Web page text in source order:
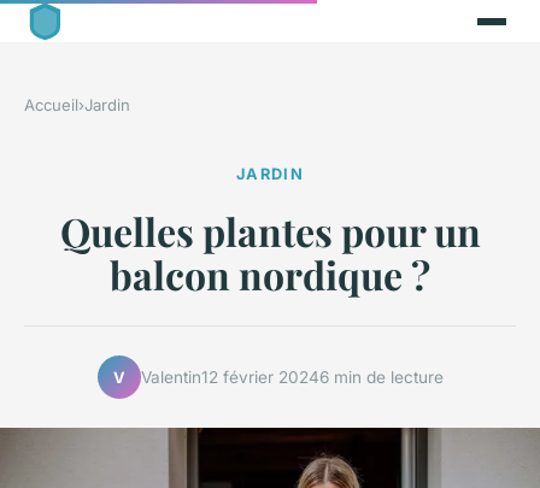
Accueil›Jardin
JARDIN
Quelles plantes pour un
balcon nordique ?
V Valentin12 février 20246 min de lecture